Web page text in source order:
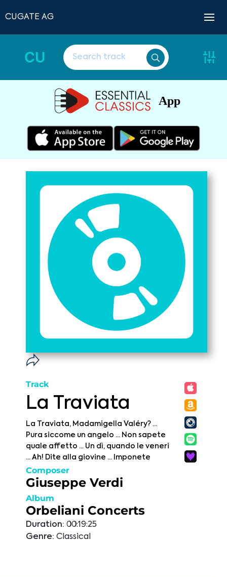
CUGATE AG
CU
App
Track
La Traviata
La Traviata, Madamigella Valéry? ...
Pura siccome un angelo ... Non sapete
quale affetto ... Un dì, quando le veneri
... Ah! Dite alla giovine ... Imponete
Composer
Giuseppe Verdi
Album
Orbeliani Concerts
Duration: 00:19:25
Genre: Classical